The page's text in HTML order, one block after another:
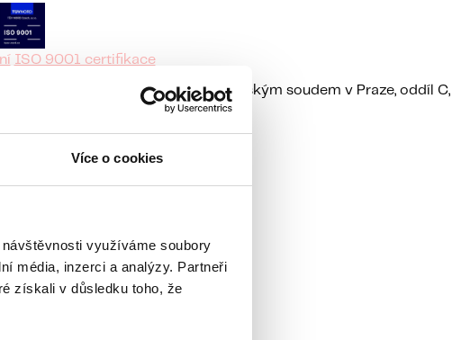
Více o cookies
využíváme soubory
média, inzerci a analýzy. Partneři
získali v důsledku toho, že
ISO 9001 certifikace
obchodním rejstříku vedeném Městským soudem v Praze, oddíl C,